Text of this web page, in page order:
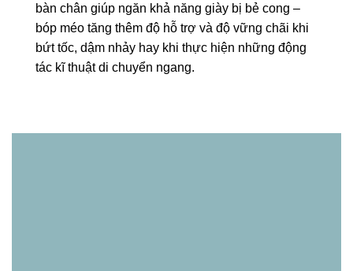
bàn chân giúp ngăn khả năng giày bị bẻ cong –
bóp méo tăng thêm độ hỗ trợ và độ vững chãi khi
bứt tốc, dậm nhảy hay khi thực hiện những động
tác kĩ thuật di chuyển ngang.